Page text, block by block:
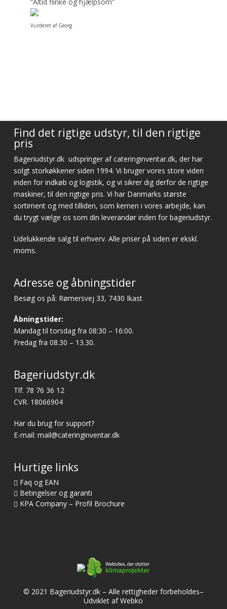
Vurderet af Georg
Find det rigtige udstyr, til den rigtige
pris
Bageriudstyr.dk udspringer af cateringinventar.dk, der har
solgt storkøkkener siden 1994. Vi bruger vores store viden
inden for indkøb og logistik, og vi sikrer dig derfor de rigtige
maskiner, til den rigtige pris. Vi har Danmarks største
sortiment og med tilliden, som kernen i vores arbejde, kan
du trygt vælge os som din leverandør inden for bageriudstyr.
Udelukkende salg til erhverv. Alle priser på siden er ekskl.
moms.
Adresse og åbningstider
Besøg os på: Rømersvej 33, 7430 Ikast
Åbningstider:
Mandag til torsdag fra 08:30 – 16:00.
Fredag fra 08.30 – 13.30.
Bageriudstyr.dk
Tlf. 78 76 36 12
CVR. 18066904
Har du brug for support?
E-mail: mail@cateringinventar.dk
Hurtige links
Faq og EAN
Betingelser og garanti
KPA Company – Profil Brochure
© 2021 Bageriudstyr.dk – Alle rettigheder forbeholdes–
Udviklet af Webko